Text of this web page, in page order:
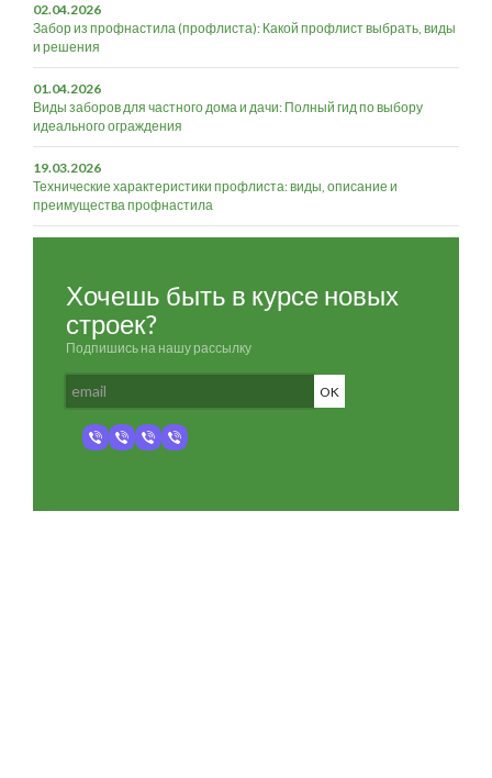
02.04.2026
Забор из профнастила (профлиста): Какой профлист выбрать, виды
и решения
01.04.2026
Виды заборов для частного дома и дачи: Полный гид по выбору
идеального ограждения
19.03.2026
Технические характеристики профлиста: виды, описание и
преимущества профнастила
Хочешь быть в курсе новых
строек?
Подпишись на нашу рассылку